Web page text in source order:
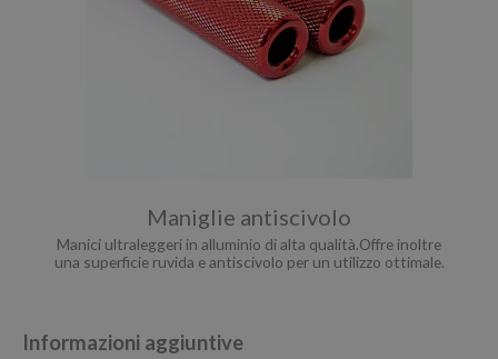
Maniglie antiscivolo
Manici ultraleggeri in alluminio di alta qualità.Offre inoltre
una superficie ruvida e antiscivolo per un utilizzo ottimale.
Informazioni aggiuntive